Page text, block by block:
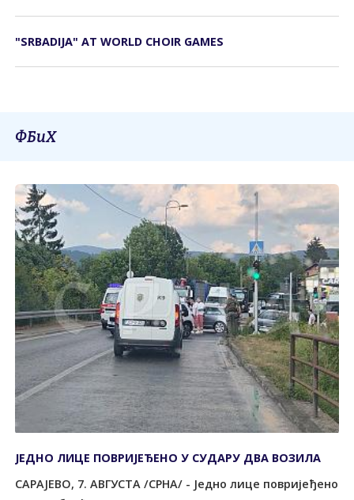
"SRBADIJA" AT WORLD CHOIR GAMES
ФБиХ
ЈЕДНО ЛИЦЕ ПОВРИЈЕЂЕНО У СУДАРУ ДВА ВОЗИЛА
САРАЈЕВО, 7. АВГУСТА /СРНА/ - Једно лице повријеђено